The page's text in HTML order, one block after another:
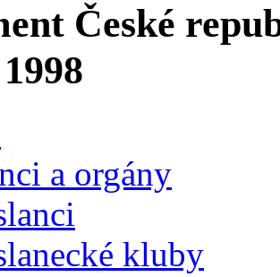
České
a orgány
kluby